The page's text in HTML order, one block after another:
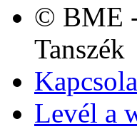
© BME
Tanszék
Levél a